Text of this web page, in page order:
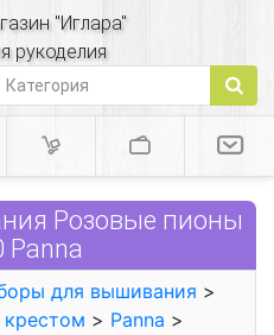
"Иглара"
рукоделия
Розовые пионы
Panna
для вышивания >
> Panna >